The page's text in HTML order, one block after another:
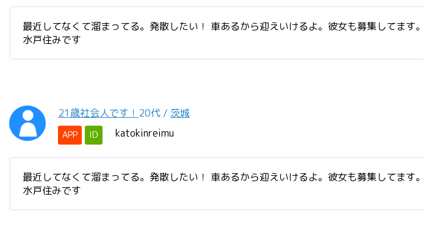
最近してなくて溜まってる。発散したい！ 車あるから迎えいけるよ。彼女も募集してま
水戸住みです
21歳社会人です！ 20代 / 茨城
APP ID katokinreimu
最近してなくて溜まってる。発散したい！ 車あるから迎えいけるよ。彼女も募集してま
水戸住みです